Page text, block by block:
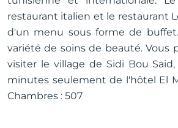
restaurant italien et le restaurant
d'un menu sous forme de
variété de soins de beauté. Vous
visiter le village de Sidi Bou
minutes seulement de l'hôtel El
Chambres : 507